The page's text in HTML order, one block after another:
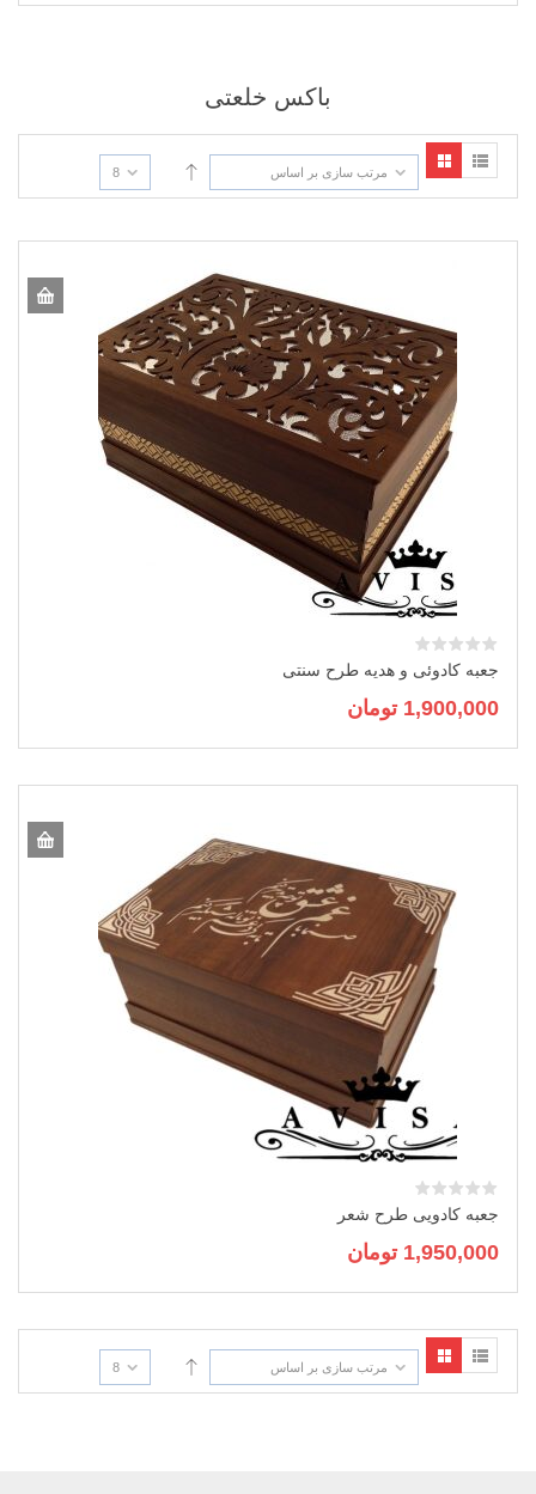
باکس خلعتی
مرتب سازی بر اساس 8
جعبه کادوئی و هدیه طرح سنتی
1,900,000 تومان
جعبه کادویی طرح شعر
1,950,000 تومان
مرتب سازی بر اساس 8